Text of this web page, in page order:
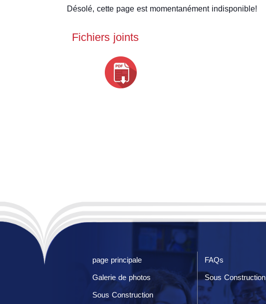
Désolé, cette page est momentanément indisponible!
Fichiers joints
page principale FAQs
Galerie de photos
Sous Construction
Sous Construction